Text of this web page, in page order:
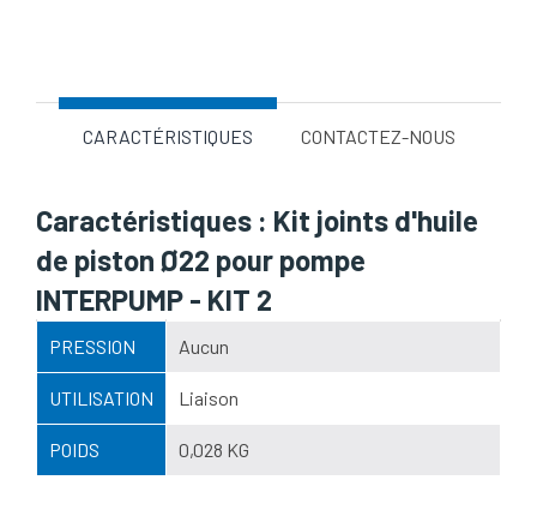
CARACTÉRISTIQUES CONTACTEZ-NOUS
Caractéristiques : Kit joints d'huile
de piston Ø22 pour pompe
INTERPUMP - KIT 2
PRESSION Aucun
UTILISATION Liaison
POIDS 0,028 KG